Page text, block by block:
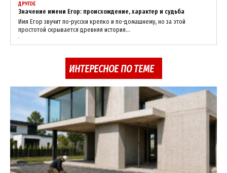
ДРУГОЕ
Значение имени Егор: происхождение, характер и судьба
Имя Егор звучит по-русски крепко и по-домашнему, но за этой
простотой скрывается древняя история...
ИНТЕРЕСНОЕ ПО ТЕМЕ